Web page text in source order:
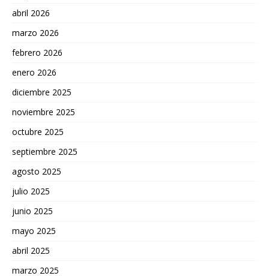
abril 2026
marzo 2026
febrero 2026
enero 2026
diciembre 2025
noviembre 2025
octubre 2025
septiembre 2025
agosto 2025
julio 2025
junio 2025
mayo 2025
abril 2025
marzo 2025